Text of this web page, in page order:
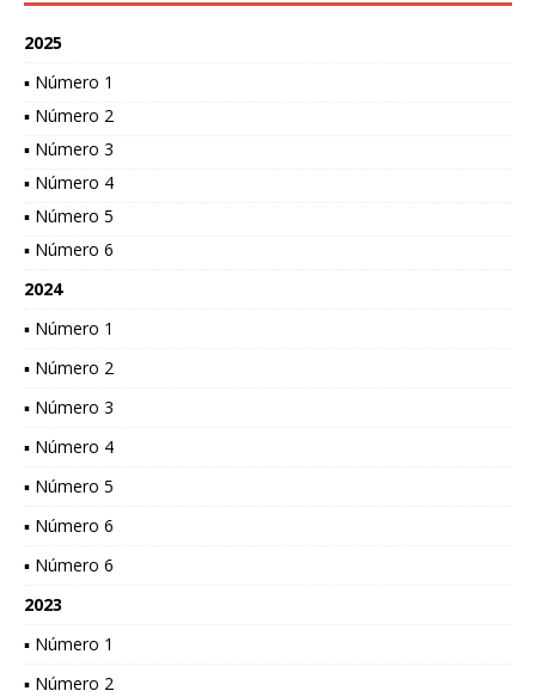
2025
▪ Número 1
▪ Número 2
▪ Número 3
▪ Número 4
▪ Número 5
▪ Número 6
2024
▪ Número 1
▪ Número 2
▪ Número 3
▪ Número 4
▪ Número 5
▪ Número 6
▪ Número 6
2023
▪ Número 1
▪ Número 2